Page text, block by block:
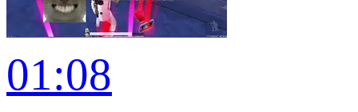
01:08